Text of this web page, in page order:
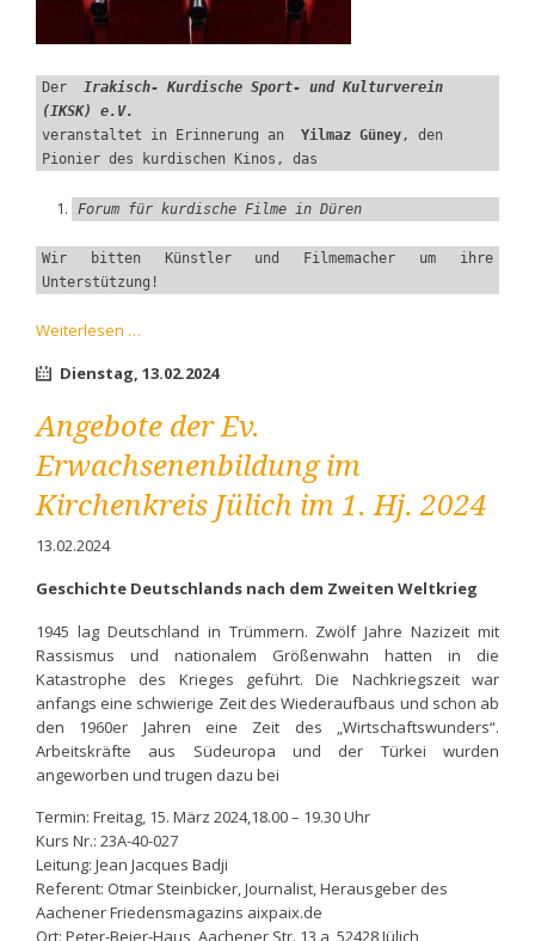
Der Irakisch- Kurdische Sport- und Kulturverein
(IKSK) e.V.
veranstaltet in Erinnerung an Yilmaz Güney, den
Pionier des kurdischen Kinos, das
Forum für kurdische Filme in Düren
Wir bitten Künstler und Filmemacher um ihre
Unterstützung!
Weiterlesen …Kurdisches
in
Dienstag,13.02.2024
Angebote der Ev.
Erwachsenenbildung im
Kirchenkreis Jülich im 1. Hj. 2024
13.02.2024
Geschichte Deutschlands nach dem Zweiten Weltkrieg
1945 lag Deutschland in Trümmern. Zwölf Jahre Nazizeit mit
Rassismus und nationalem Größenwahn hatten in die
Katastrophe des Krieges geführt. Die Nachkriegszeit war
anfangs eine schwierige Zeit des Wiederaufbaus und schon ab
den 1960er Jahren eine Zeit des „Wirtschaftswunders“.
Arbeitskräfte aus Südeuropa und der Türkei wurden
angeworben und trugen dazu bei
Termin: Freitag, 15. März 2024,18.00 – 19.30 Uhr
Kurs Nr.: 23A-40-027
Leitung: Jean Jacques Badji
Referent: Otmar Steinbicker, Journalist, Herausgeber des
Aachener Friedensmagazins aixpaix.de
Ort: Peter-Beier-Haus, Aachener Str. 13 a, 52428 Jülich